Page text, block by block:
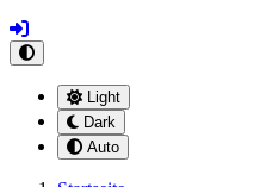
Light
Dark
Auto